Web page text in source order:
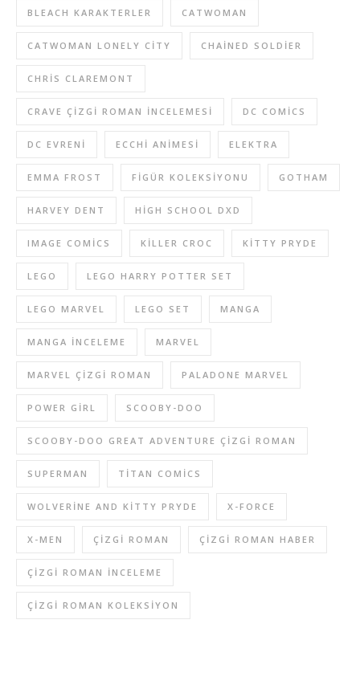
BLEACH KARAKTERLER CATWOMAN
CATWOMAN LONELY CITY CHAINED SOLDIER
CHRIS CLAREMONT
CRAVE ÇIZGI ROMAN INCELEMESI DC COMICS
DC EVRENI ECCHI ANIMESI ELEKTRA
EMMA FROST FIGÜR KOLEKSIYONU GOTHAM
HARVEY DENT HIGH SCHOOL DXD
IMAGE COMICS KILLER CROC KITTY PRYDE
LEGO LEGO HARRY POTTER SET
LEGO MARVEL LEGO SET MANGA
MANGA INCELEME MARVEL
MARVEL ÇIZGI ROMAN PALADONE MARVEL
POWER GIRL SCOOBY-DOO
SCOOBY-DOO GREAT ADVENTURE ÇIZGI ROMAN
SUPERMAN TITAN COMICS
WOLVERINE AND KITTY PRYDE X-FORCE
X-MEN ÇIZGI ROMAN ÇIZGI ROMAN HABER
ÇIZGI ROMAN INCELEME
ÇIZGI ROMAN KOLEKSIYON